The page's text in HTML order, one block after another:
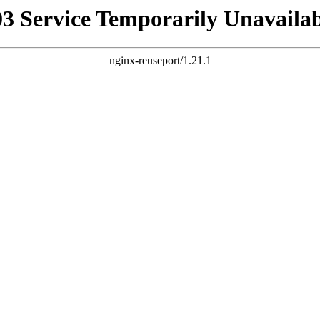
Service Temporarily
nginx-reuseport/1.21.1